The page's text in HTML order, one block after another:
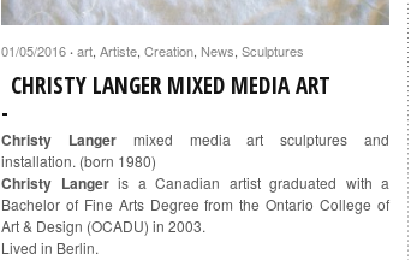
01/05/2016 · art, Artiste, Creation, News, Sculptures
CHRISTY LANGER MIXED MEDIA ART
Christy Langermixed media art sculptures and
installation. (born 1980)
Christy Langer is a Canadian artist graduated with a
Bachelor of Fine Arts Degree from the Ontario College of
Art & Design (OCADU) in 2003.
Lived in Berlin.